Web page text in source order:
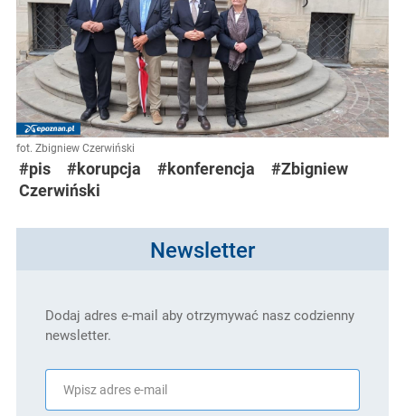
fot. Zbigniew Czerwiński
#pis #korupcja #konferencja
#Zbigniew
Czerwiński
Newsletter
Dodaj adres e-mail aby otrzymywać nasz codzienny
newsletter.